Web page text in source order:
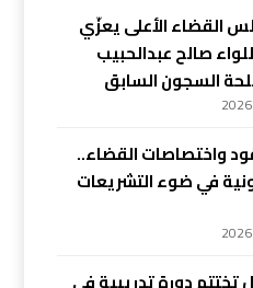
القضاء الأعلى يعزّي
صالح عبدالحبيب
السجون السابق
واختصاصات القضاء..
في ضوء التشريعات